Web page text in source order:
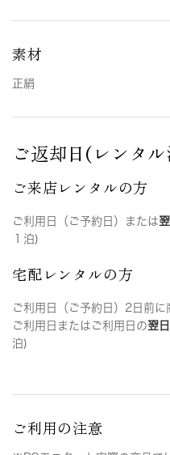
素材
正絹
ご返却日(レンタ
ご来店レンタルの方
ご利用日（ご予約日）または
１泊)
宅配レンタルの方
ご利用日（ご予約日）2日前に
ご利用日またはご利用日の翌日
泊)
ご利用の注意